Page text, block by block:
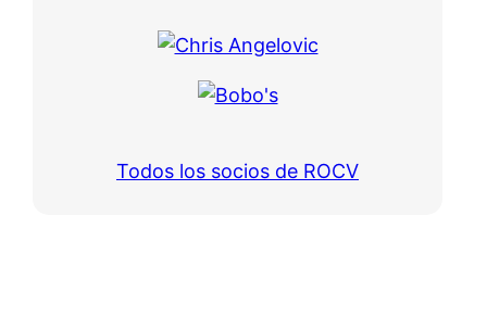
Todos los socios de ROCV